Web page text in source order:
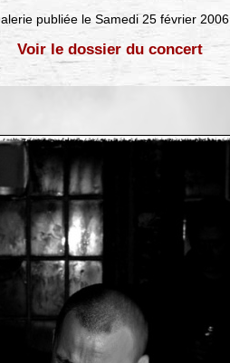
publiée le Samedi 25 février 2006
Voir le dossier du concert